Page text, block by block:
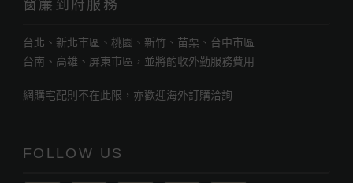
窗簾到府服務
台北、新北市區、桃園、新竹、苗栗、台中市區
台南、高雄、屏東市區，並將酌收外勤服務費用
網購宅配則不在此限，亦歡迎海外訂購洽詢
FOLLOW US